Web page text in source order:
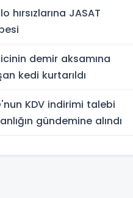
hırsızlarına JASAT
demir aksamına
kedi kurtarıldı
KDV indirimi talebi
gündemine alındı